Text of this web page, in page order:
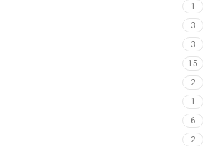
1
3
3
15
2
1
6
2